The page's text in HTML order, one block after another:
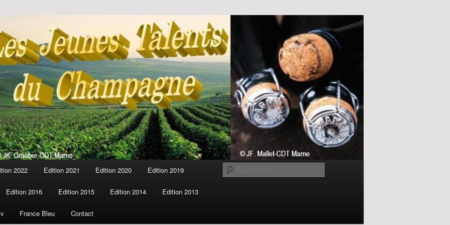
du champagne
2022 Edition 2021 Edition 2020 Edition 2019
Edition 2016 Edition 2015 Edition 2014 Edition 2013
France Bleu Contact